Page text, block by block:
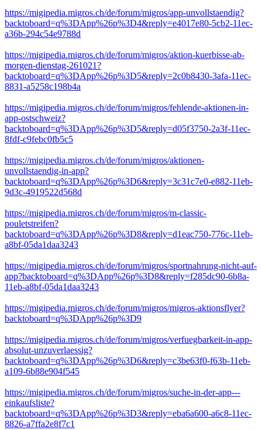
https://migipedia.migros.ch/de/forum/migros/app-unvollstaendig?
backtoboard=q%3DApp%26p%3D4&reply=e4017e80-5cb2-11ec-
a36b-294c54e9788d
https://migipedia.migros.ch/de/forum/migros/aktion-kuerbisse-ab-
morgen-dienstag-261021?
backtoboard=q%3DApp%26p%3D5&reply=2c0b8430-3afa-11ec-
8831-a5258c198b4a
https://migipedia.migros.ch/de/forum/migros/fehlende-aktionen-in-
app-ostschweiz?
backtoboard=q%3DApp%26p%3D5&reply=d05f3750-2a3f-11ec-
8fdf-c9febc0fb5c5
https://migipedia.migros.ch/de/forum/migros/aktionen-
unvollstaendig-in-app?
backtoboard=q%3DApp%26p%3D6&reply=3c31c7e0-e882-11eb-
9d3c-4919522d568d
https://migipedia.migros.ch/de/forum/migros/m-classic-
pouletstreifen?
backtoboard=q%3DApp%26p%3D8&reply=d1eac750-776c-11eb-
a8bf-05da1daa3243
https://migipedia.migros.ch/de/forum/migros/sportnahrung-nicht-auf-
app?backtoboard=q%3DApp%26p%3D8&reply=f285dc90-6b8a-
11eb-a8bf-05da1daa3243
https://migipedia.migros.ch/de/forum/migros/migros-aktionsflyer?
backtoboard=q%3DApp%26p%3D9
https://migipedia.migros.ch/de/forum/migros/verfuegbarkeit-in-app-
absolut-unzuverlaessig?
backtoboard=q%3DApp%26p%3D6&reply=c3be63f0-f63b-11eb-
a109-6b88e904f545
https://migipedia.migros.ch/de/forum/migros/suche-in-der-app---
einkaufsliste?
backtoboard=q%3DApp%26p%3D3&reply=eba6a600-a6c8-11ec-
8826-a7ffa2e8f7c1